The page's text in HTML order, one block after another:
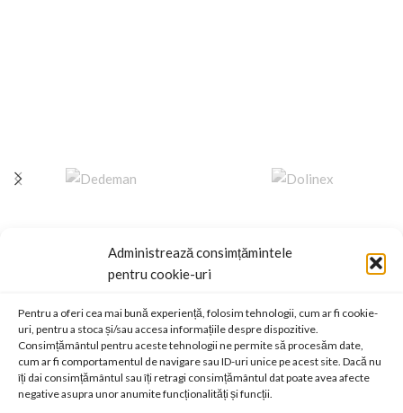
Administrează consimțămintele
pentru cookie-uri
Pentru a oferi cea mai bună experiență, folosim tehnologii, cum ar fi cookie-
uri, pentru a stoca și/sau accesa informațiile despre dispozitive.
Consimțământul pentru aceste tehnologii ne permite să procesăm date,
cum ar fi comportamentul de navigare sau ID-uri unice pe acest site. Dacă nu
îți dai consimțământul sau îți retragi consimțământul dat poate avea afecte
negative asupra unor anumite funcționalități și funcții.
Str. Dimitrie Leonida 64 Cod 610179 Piatra Neamt, judetul Neamt
Cod Unic de Înregistrare: RO14287138
Email contact@efab.ro
BANCA ROMANA DE DEZVOLTARE
RO11BRDE280SV02912902800